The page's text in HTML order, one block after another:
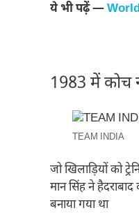
ये भी पढ़ें —
1983 में
TEAM INDIA
जो खिलाड़ियों को
मान सिंह ने
बनाया गया था